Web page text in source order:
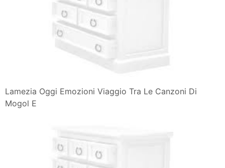
Lamezia Oggi Emozioni Viaggio Tra Le Canzoni Di
Mogol E